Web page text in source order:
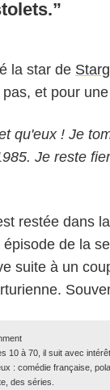
la star de
et pour
qu'eux ! Je
Je reste
restée dans
de la
suite à un
à 70, il suit avec
: comédie française,
des séries.